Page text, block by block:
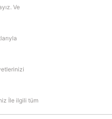
Ve
İle ilgili tüm